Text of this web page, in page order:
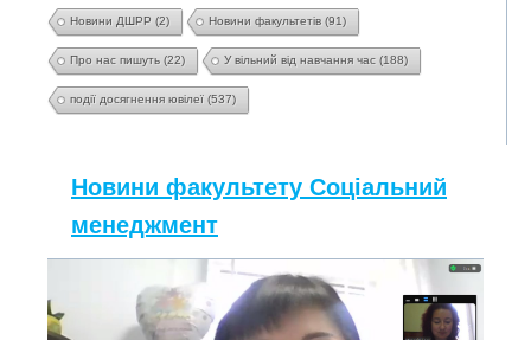
Новини ДШРР (2) Новини факультетів (91)
Про нас пишуть (22) У вільний від навчання час (188)
події досягнення ювілеї (537)
Новини факультету Соціальний
менеджмент